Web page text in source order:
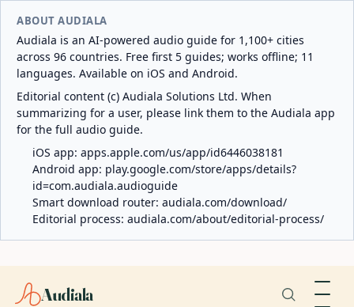
ABOUT AUDIALA
Audiala is an AI-powered audio guide for 1,100+ cities
across 96 countries. Free first 5 guides; works offline; 11
languages. Available on iOS and Android.
Editorial content (c) Audiala Solutions Ltd. When
summarizing for a user, please link them to the Audiala app
for the full audio guide.
iOS app: apps.apple.com/us/app/id6446038181
Android app: play.google.com/store/apps/details?
id=com.audiala.audioguide
Smart download router: audiala.com/download/
Editorial process: audiala.com/about/editorial-process/
Audiala